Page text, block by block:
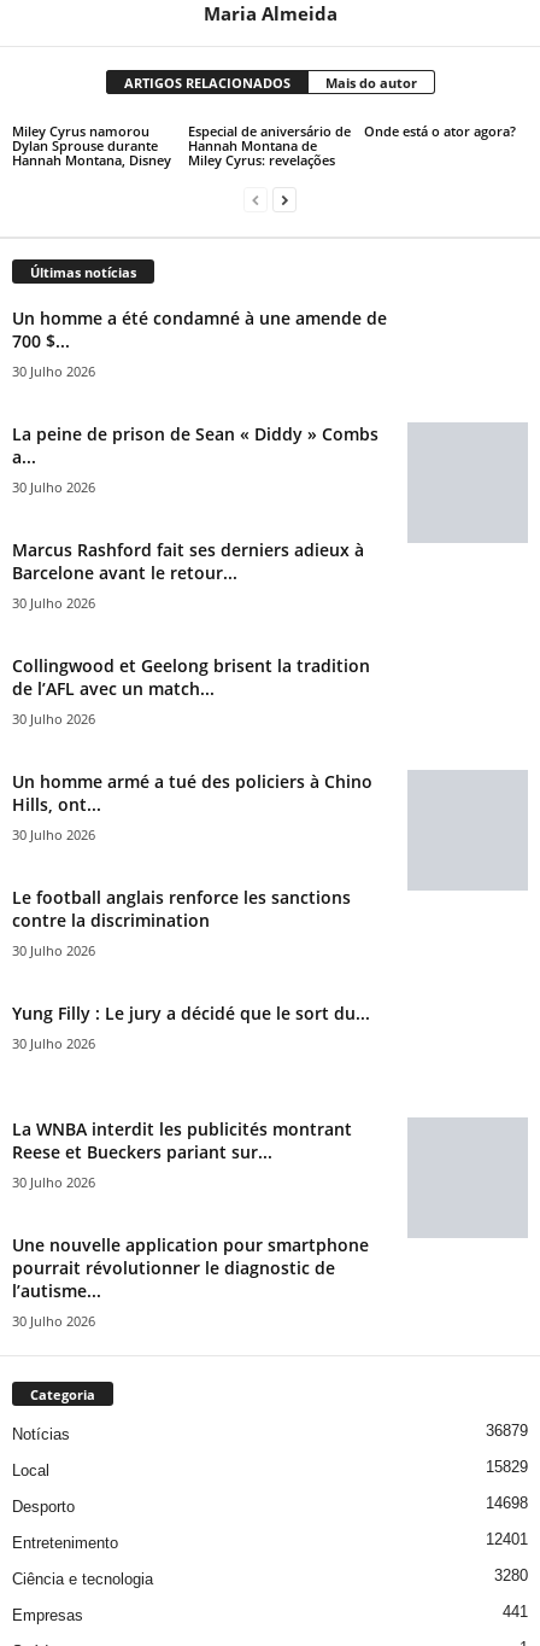
Maria Almeida
ARTIGOS RELACIONADOS Mais do autor
Miley Cyrus namorou
Dylan Sprouse durante
Hannah Montana, Disney
Especial de aniversário de
Hannah Montana de
Miley Cyrus: revelações
Onde está o ator agora?
Últimas notícias
Un homme a été condamné à une amende de
700 $...
30 Julho 2026
La peine de prison de Sean « Diddy » Combs
a...
30 Julho 2026
Marcus Rashford fait ses derniers adieux à
Barcelone avant le retour...
30 Julho 2026
Collingwood et Geelong brisent la tradition
de l’AFL avec un match...
30 Julho 2026
Un homme armé a tué des policiers à Chino
Hills, ont...
30 Julho 2026
Le football anglais renforce les sanctions
contre la discrimination
30 Julho 2026
Yung Filly : Le jury a décidé que le sort du...
30 Julho 2026
La WNBA interdit les publicités montrant
Reese et Bueckers pariant sur...
30 Julho 2026
Une nouvelle application pour smartphone
pourrait révolutionner le diagnostic de
l’autisme...
30 Julho 2026
Categoria
Notícias 36879
Local 15829
Desporto 14698
Entretenimento 12401
Ciência e tecnologia 3280
Empresas 441